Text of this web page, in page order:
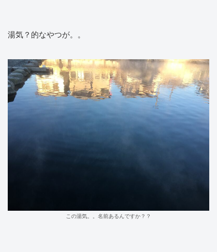
湯気？的なやつが。。
この湯気。。名前あるんですか？？